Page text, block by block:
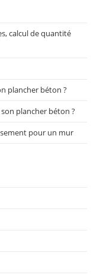
calcul de quantité
plancher béton ?
plancher béton ?
pour un mur